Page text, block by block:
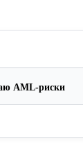
AML-риски